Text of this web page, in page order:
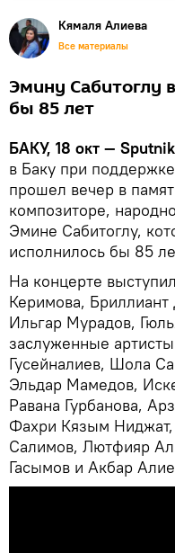
Кямаля Алиева
Все материалы
Эмину Сабитоглу
бы 85 лет
БАКУ, 18 окт —
в Баку при
прошел вечер в
композиторе,
Эмине Сабитоглу,
исполнилось бы 85
На концерте
Керимова,
Ильгар Мурадов,
заслуженные
Гусейналиев, Шола
Эльдар Мамедов,
Равана Гурбанова,
Фахри Кязым
Салимов, Лютфияр
Гасымов и Акбар